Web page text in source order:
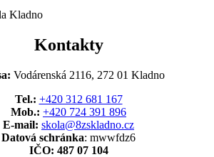
Kladno
Kontakty
Vodárenská 2116, 272 01 Kladno
Tel.: +420 312 681 167
Mob.: +420 724 391 896
E-mail: skola@8zskladno.cz
Datová schránka: mwwfdz6
IČO: 487 07 104